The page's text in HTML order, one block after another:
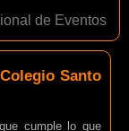
de Eventos
Santo
cumple lo que